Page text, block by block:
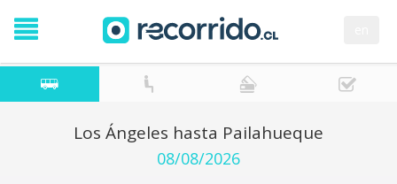
Los Ángeles hasta Pailahueque
08/08/2026